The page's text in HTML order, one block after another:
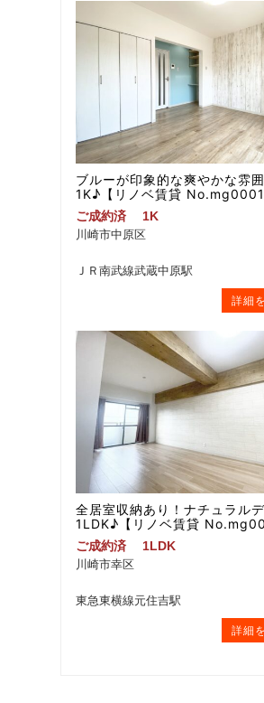
ブルーが印象的な爽やかな雰
1K♪【リノベ賃貸
ご成約済
1K
川崎市中原区
ＪＲ南武線武蔵中原駅
全居室収納あり！ナチュラル
1LDK♪【リノベ賃貸
ご成約済
1LDK
川崎市幸区
東急東横線元住吉駅